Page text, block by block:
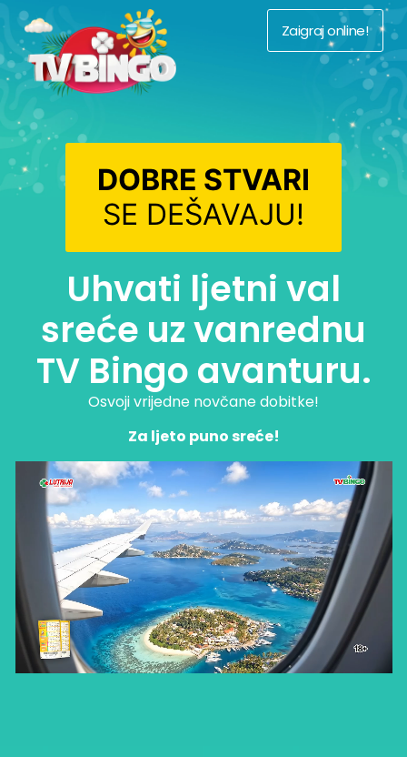
Zaigraj online!
DOBRE STVARI
SE DEŠAVAJU!
Uhvati ljetni val
sreće uz vanrednu
TV Bingo avanturu.
Osvoji vrijedne novčane dobitke!
Za ljeto puno sreće!